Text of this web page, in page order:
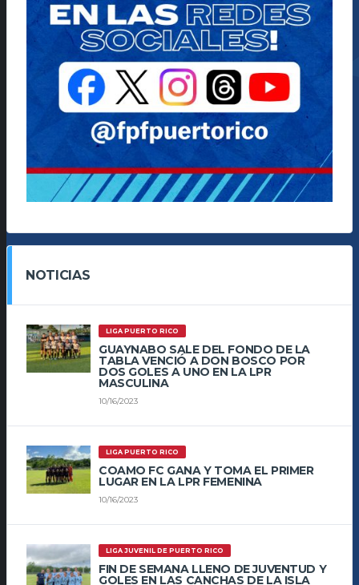
NOTICIAS
LIGA PUERTO RICO
GUAYNABO SALE DEL FONDO DE LA
TABLA VENCIÓ A DON BOSCO POR
DOS GOLES A UNO EN LA LPR
MASCULINA
10/16/2023
LIGA PUERTO RICO
COAMO FC GANA Y TOMA EL PRIMER
LUGAR EN LA LPR FEMENINA
10/16/2023
LIGA JUVENIL DE PUERTO RICO
FIN DE SEMANA LLENO DE JUVENTUD Y
GOLES EN LAS CANCHAS DE LA ISLA